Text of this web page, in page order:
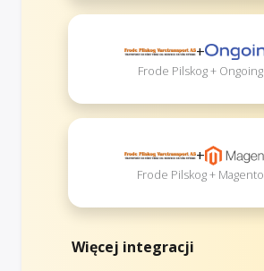
+
Frode Pilskog + Ongoing
+
Frode Pilskog + Magento
Więcej integracji